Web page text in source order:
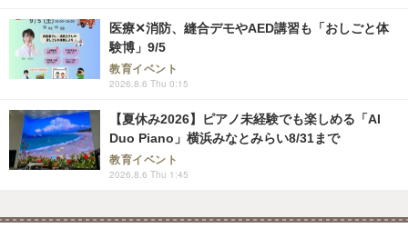
医療✕消防、縫合デモやAED講習も「おしごと体
験博」9/5
教育イベント
2026.8.6 Thu 0:15
【夏休み2026】ピアノ未経験でも楽しめる「AI
Duo Piano」横浜みなとみらい8/31まで
教育イベント
2026.8.6 Thu 1:45